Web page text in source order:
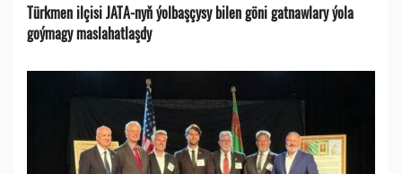
Türkmen ilçisi JATA-nyň ýolbaşçysy bilen göni gatnawlary ýola
goýmagy maslahatlaşdy